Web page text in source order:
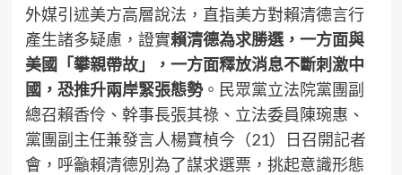
外媒引述美方高層說法，直指美方對賴清德言行
產生諸多疑慮，證實賴清德為求勝選，一方面與
美國「攀親帶故」，一方面釋放消息不斷刺激中
國，恐推升兩岸緊張態勢。民眾黨立法院黨團副
總召賴香伶、幹事長張其祿、立法委員陳琬惠、
黨團副主任兼發言人楊寶楨今（21）日召開記者
會，呼籲賴清德別為了謀求選票，挑起意識形態